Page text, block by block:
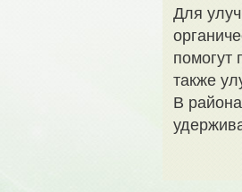
Для
помогут
также
В